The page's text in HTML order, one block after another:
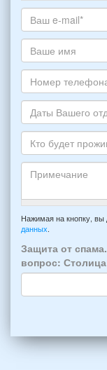
Какое
жилье
хотите
снять,
укажите
пожалуйста
НОМЕР
варианта:
*
Ваш
адрес
электронной
почты
*
Ваше
имя
Номер
телефона
и
Skype
Даты
Вашего
отдыха:
прибытия
отъезда
из
Феодосии:
*
Кто
будет
-
например:
6
человек:
4
взрослых
и
Примечание
Нажимая на кнопку, вы
данных.
Защита от
вопрос: